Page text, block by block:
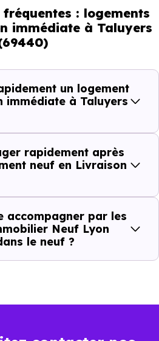
faire
en livraison immédiate à
cela change pour vous
le bien tel qu’il est
des biens réels
moins d’incertitudes
fréquentes : logements
immédiate à Taluyers
un logement
immédiate à Taluyers
rapidement après
neuf en Livraison
accompagner par les
Neuf Lyon
le neuf ?